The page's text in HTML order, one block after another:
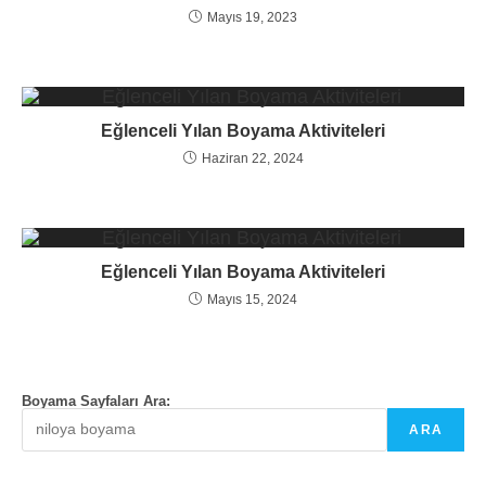
Mayıs 19, 2023
Eğlenceli Yılan Boyama Aktiviteleri
Haziran 22, 2024
Eğlenceli Yılan Boyama Aktiviteleri
Mayıs 15, 2024
Boyama Sayfaları Ara:
ARA